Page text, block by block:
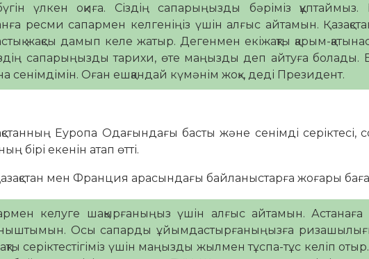
үлкен оқиға. Сіздің сапарыңызды бәріміз құптаймыз.
ресми сапармен келгеніңіз үшін алғыс айтамын.
жақсы дамып келе жатыр. Дегенмен екіжақты қарым-
сапарыңызды тарихи, өте маңызды деп айтуға болады.
сенімдімін. Оған ешқандай күмәнім жоқ», деді Президент.
Еуропа Одағындағы басты және сенімді серіктесі,
бірі екенін атап өтті.
мен Франция арасындағы байланыстарға жоғары баға
келуге шақырғаныңыз үшін алғыс айтамын. Астанаға
Осы сапарды ұйымдастырғаныңызға
серіктестігіміз үшін маңызды жылмен тұспа-тұс келіп